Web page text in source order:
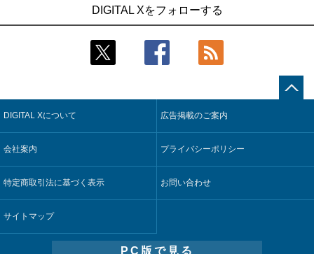
近大病院と中外製薬、治験参加者組み入れに電子カルテとAI
技術を使う抽出方法の研究開始
【COMPUTEX 2026：Arm編】チップ自社製造で鍵を握る台
5
製造業の現場の暗黙知を組織横断で活用するためのナレッジ
管理基盤、LIGHTzが提供
合基盤を本格稼働
鹿島建設、鋼管柱へのコンクリート充填時の異常を検出する
AIを遠隔監視システムに実装
製造業の現場の暗黙知を組織横断で活用するためのナレッジ
5
Umios、消費者起点の販売計画策定に向けたAIシステムを本格
稼働
DIGITAL Xをフォローする
DIGITAL Xについて 広告掲載のご案内
会社案内 プライバシーポリシー
特定商取引法に基づく表示 お問い合わせ
サイトマップ
PC版で見る